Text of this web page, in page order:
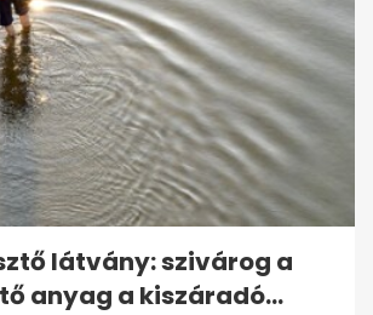
veszítik el a taj-
a magyarok, sokak
látvány: szivárog a
anyag a kiszáradó...